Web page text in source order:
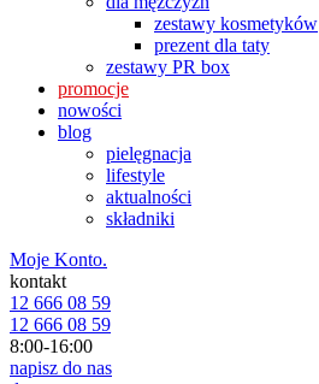
zestawy kosmetyków
prezent dla taty
zestawy PR box
promocje
nowości
blog
pielęgnacja
lifestyle
aktualności
składniki
Moje Konto.
kontakt
12 666 08 59
12 666 08 59
8:00-16:00
napisz do nas